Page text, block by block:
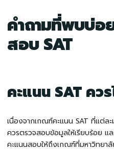
คำถามที่พบบ่อ
สอบ SAT
คะแนน SAT ควร
เนื่องจากเกณฑ์คะแนน SAT ที่แต่
ควรตรวจสอบข้อมูลให้เรียบร้อย แ
คะแนนสอบให้ถึงเกณฑ์ที่มหาวิทยาลั